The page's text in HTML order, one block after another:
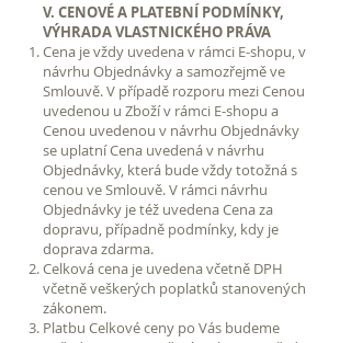
V. CENOVÉ A PLATEBNÍ PODMÍNKY,
VÝHRADA VLASTNICKÉHO PRÁVA
Cena je vždy uvedena v rámci E-shopu, v
návrhu Objednávky a samozřejmě ve
Smlouvě. V případě rozporu mezi Cenou
uvedenou u Zboží v rámci E-shopu a
Cenou uvedenou v návrhu Objednávky
se uplatní Cena uvedená v návrhu
Objednávky, která bude vždy totožná s
cenou ve Smlouvě. V rámci návrhu
Objednávky je též uvedena Cena za
dopravu, případně podmínky, kdy je
doprava zdarma.
Celková cena je uvedena včetně DPH
včetně veškerých poplatků stanovených
zákonem.
Platbu Celkové ceny po Vás budeme